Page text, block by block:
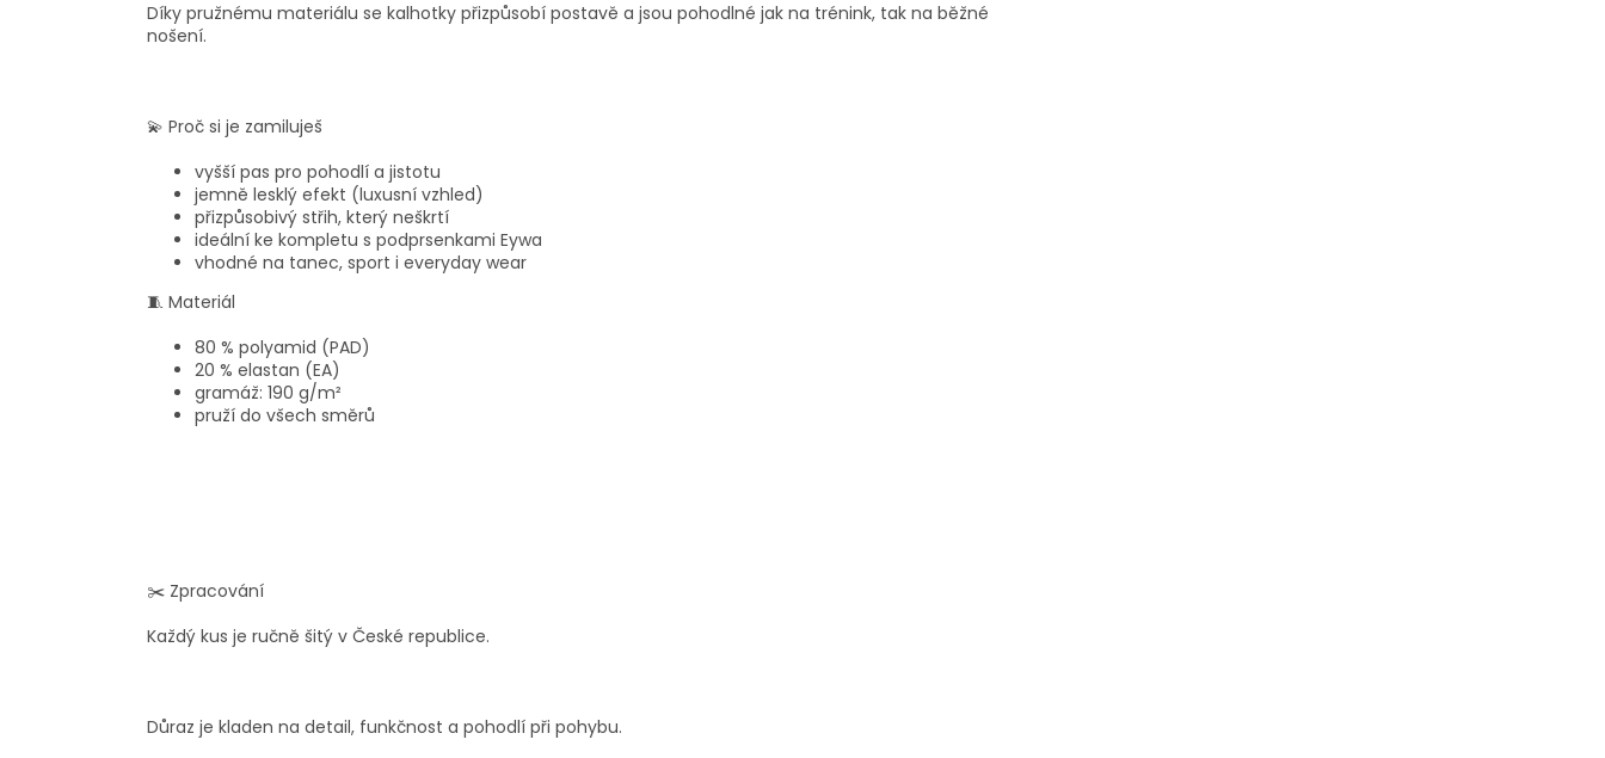
Díky pružnému materiálu se kalhotky přizpůsobí postavě a jsou pohodlné jak na trénink, tak na běžné
nošení.
💫 Proč si je zamiluješ
vyšší pas pro pohodlí a jistotu
jemně lesklý efekt (luxusní vzhled)
přizpůsobivý střih, který neškrtí
ideální ke kompletu s podprsenkami Eywa
vhodné na tanec, sport i everyday wear
🧵 Materiál
80 % polyamid (PAD)
20 % elastan (EA)
gramáž: 190 g/m²
pruží do všech směrů
✂️ Zpracování
Každý kus je ručně šitý v České republice.
Důraz je kladen na detail, funkčnost a pohodlí při pohybu.